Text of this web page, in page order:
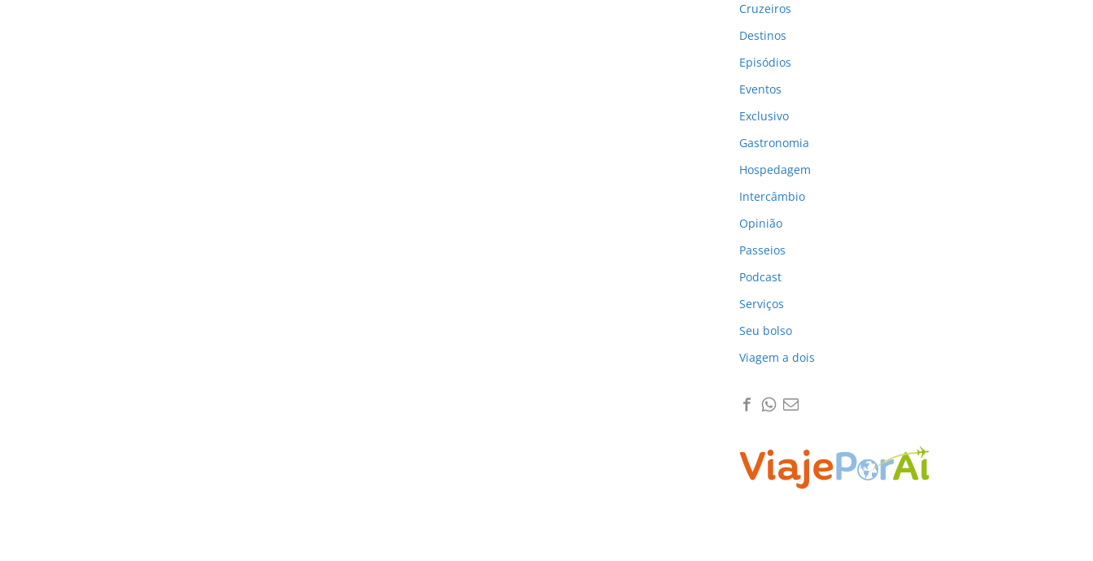
Cruzeiros
Destinos
Episódios
Eventos
Exclusivo
Gastronomia
Hospedagem
Intercâmbio
Opinião
Passeios
Podcast
Serviços
Seu bolso
Viagem a dois